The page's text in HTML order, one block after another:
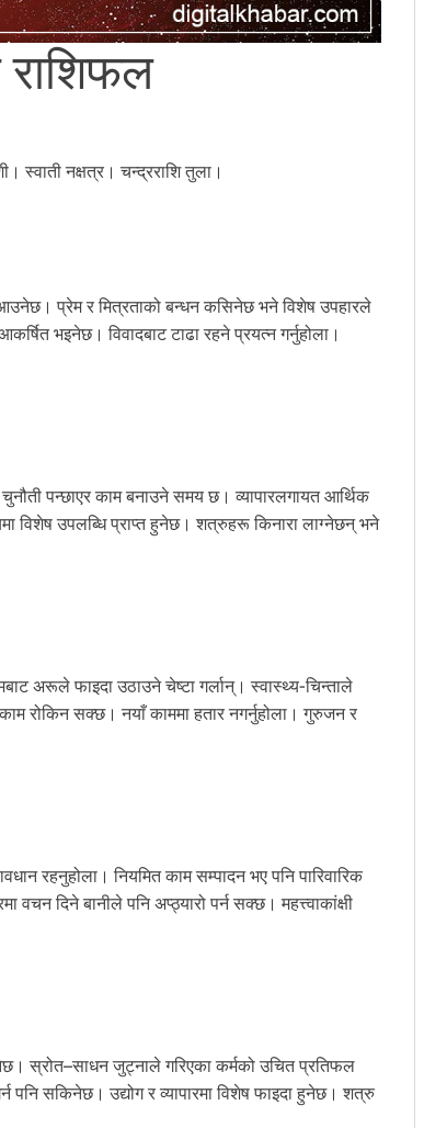
स्वाती नक्षत्र। चन्द्रराशि तुला।
आउनेछ। प्रेम र मित्रताको बन्धन कसिनेछ भने विशेष उपहारले
भइनेछ। विवादबाट टाढा रहने प्रयत्न गर्नुहोला।
पन्छाएर काम बनाउने समय छ। व्यापारलगायत आर्थिक
विशेष उपलब्धि प्राप्त हुनेछ। शत्रुहरू किनारा लाग्नेछन् भने
अरूले फाइदा उठाउने चेष्टा गर्लान्। स्वास्थ्य-चिन्ताले
रोकिन सक्छ। नयाँ काममा हतार नगर्नुहोला। गुरुजन र
रहनुहोला। नियमित काम सम्पादन भए पनि पारिवारिक
दिने बानीले पनि अप्ठ्यारो पर्न सक्छ। महत्त्वाकांक्षी
स्रोत–साधन जुट्नाले गरिएका कर्मको उचित प्रतिफल
सकिनेछ। उद्योग र व्यापारमा विशेष फाइदा हुनेछ। शत्रु